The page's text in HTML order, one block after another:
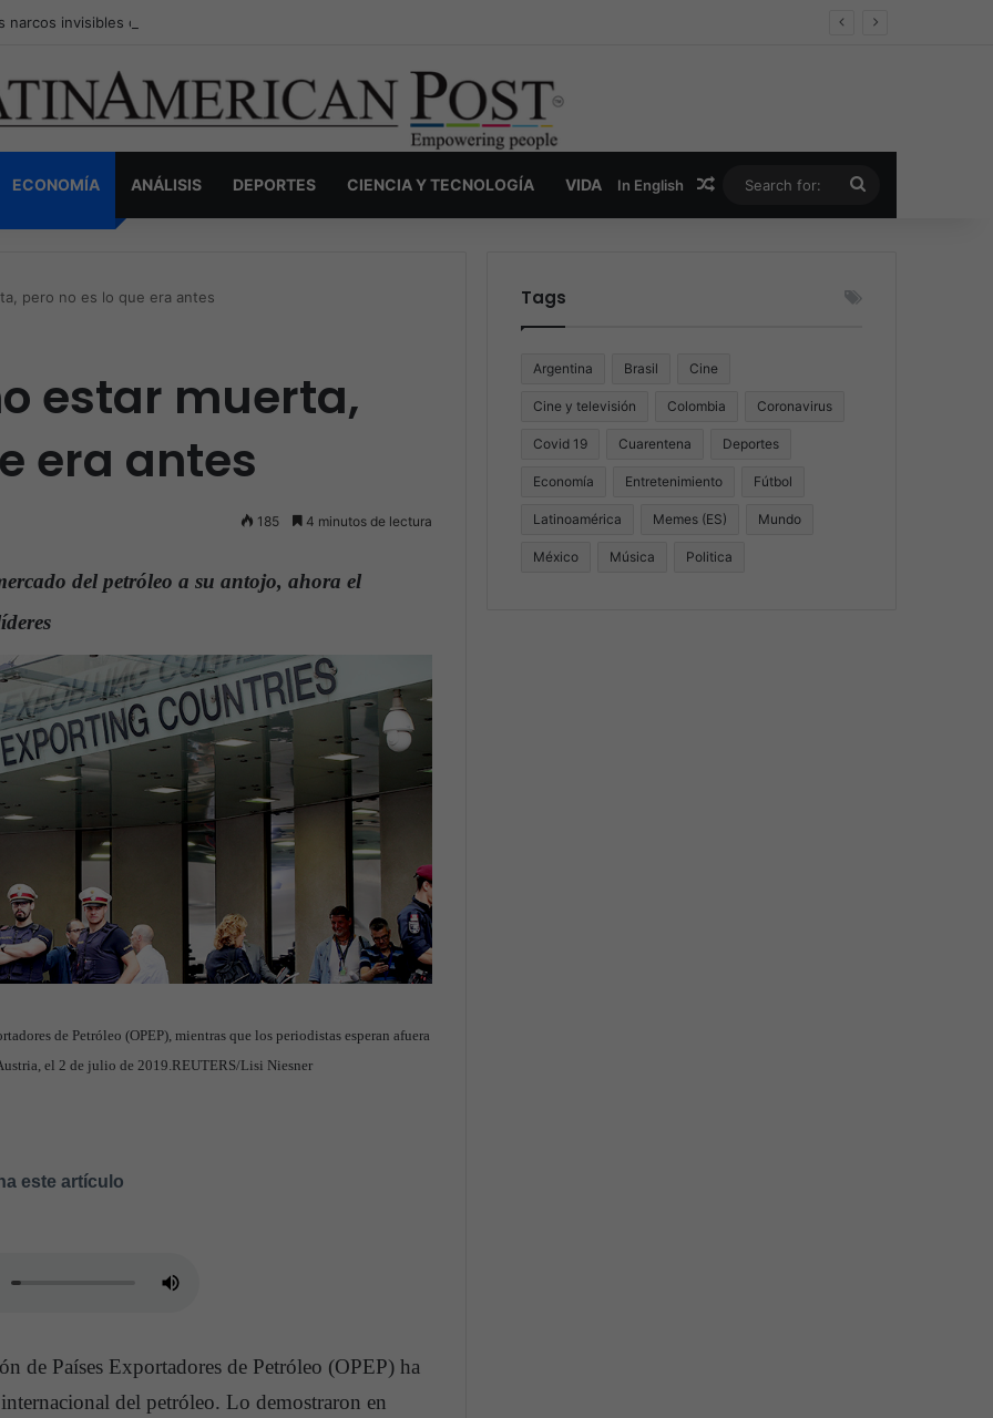
narcos invisibles de Colombia: la guerra secreta por la verdad, el poder y la nueva economía de la droga
ECONOMÍA ANÁLISIS DEPORTES CIENCIA Y TECNOLOGÍA VIDA In English Random Article
for:
pero no es lo que era antes
estar muerta,
era antes
185 4 minutos de lectura
del petróleo a su antojo, ahora el
de Petróleo (OPEP), mientras que los periodistas esperan afuera
el 2 de julio de 2019.REUTERS/Lisi Niesner
este artículo
de Países Exportadores de Petróleo (OPEP) ha
del petróleo. Lo demostraron en
Tags
Argentina Brasil Cine
Cine y televisión Colombia Coronavirus
Covid 19 Cuarentena Deportes
Economía Entretenimiento Fútbol
Latinoamérica Memes (ES) Mundo
México Música Politica